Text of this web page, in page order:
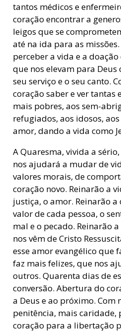
tantos médicos e
coração encontrar a
leigos que se
até na ida para as
perceber a vida e a
que nos elevam para Deus
seu serviço e o seu canto.
coração saber e ver tantas
mais pobres, aos sem-
refugiados, aos idosos,
amor, dando a vida como
A Quaresma, vivida a
nos ajudará a mudar de
valores morais, de
coração novo. Reinarão a
justiça, o amor. Reinarão
valor de cada pessoa, o
mal e o pecado. Reinarão
nos vêm de Cristo
esse amor evangélico que
faz mais felizes, que nos
outros. Quarenta dias de
conversão. Abertura do
a Deus e ao próximo. Com
penitência, mais caridade,
coração para a libertação